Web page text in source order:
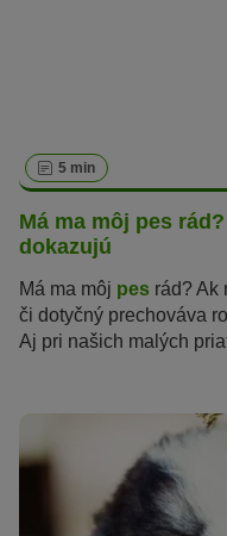
5 min
Má ma môj pes
dokazujú
Má ma môj pes rád? Ak
či dotyčný prechováva
Aj pri našich malých
uličky, ktorými
nevyjadria síce
ktorými nám ukazujú,
tieto znamenia je
Schopnosť pochopiť